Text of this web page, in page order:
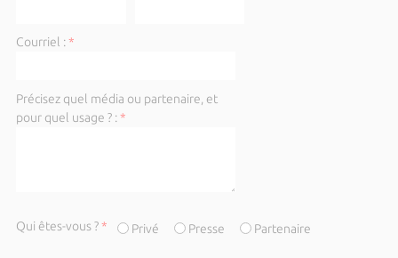
Courriel :*
Précisez quel média ou partenaire, et
pour quel usage ? :*
Qui êtes-vous ?* Privé Presse Partenaire